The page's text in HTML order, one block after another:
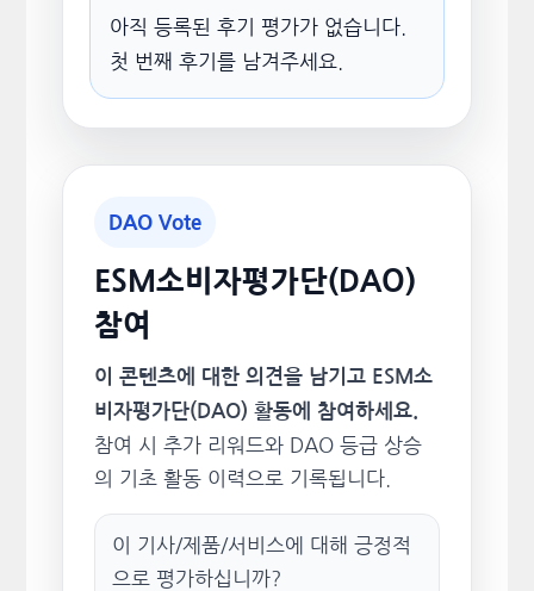
아직 등록된 후기 평가가 없습니다.
첫 번째 후기를 남겨주세요.
DAO Vote
ESM소비자평가단(DAO)
참여
이 콘텐츠에 대한 의견을 남기고 ESM소
비자평가단(DAO) 활동에 참여하세요.
참여 시 추가 리워드와 DAO 등급 상승
의 기초 활동 이력으로 기록됩니다.
이 기사/제품/서비스에 대해 긍정적
으로 평가하십니까?